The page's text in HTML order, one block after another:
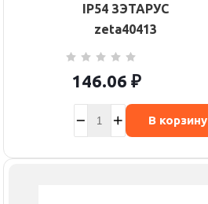
IP54 ЗЭТАРУС
zeta40413
146.06 ₽
В корзину